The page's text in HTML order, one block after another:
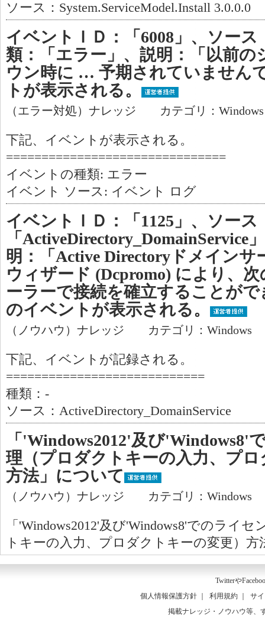
ソース：System.ServiceModel.Install 3.0.0.0
イベントＩＤ：「6008」、ソース
類：「エラー」、説明：「以前
ウン時に … 予期されていません
トが表示される。
（エラー対処）ナレッジ カテゴリ：
下記、イベントが表示される。
===============================
イベントの種類: エラー
イベント ソース: イベント ログ
イベントＩＤ：「1125」、ソース
「ActiveDirectory_DomainService
明：「Active Directoryドメイン
ウィザード (Dcpromo) により、
ーラーで接続を確立することが
のイベントが表示される。
（ノウハウ）ナレッジ カテゴリ：Windows
下記、イベントが記録される。
============================
種類：-
ソース：ActiveDirectory_DomainService
「'Windows2012'及び'Windows8'
理（プロダクトキーの入力、プ
方法」について
（ノウハウ）ナレッジ カテゴリ：Windows
「'Windows2012'及び'Windows8'でのライ
トキーの入力、プロダクトキーの変更）方
Twitterや
個人情報保護方針
利用規約
サ
掲載ナレッジ・ノウハウ等、